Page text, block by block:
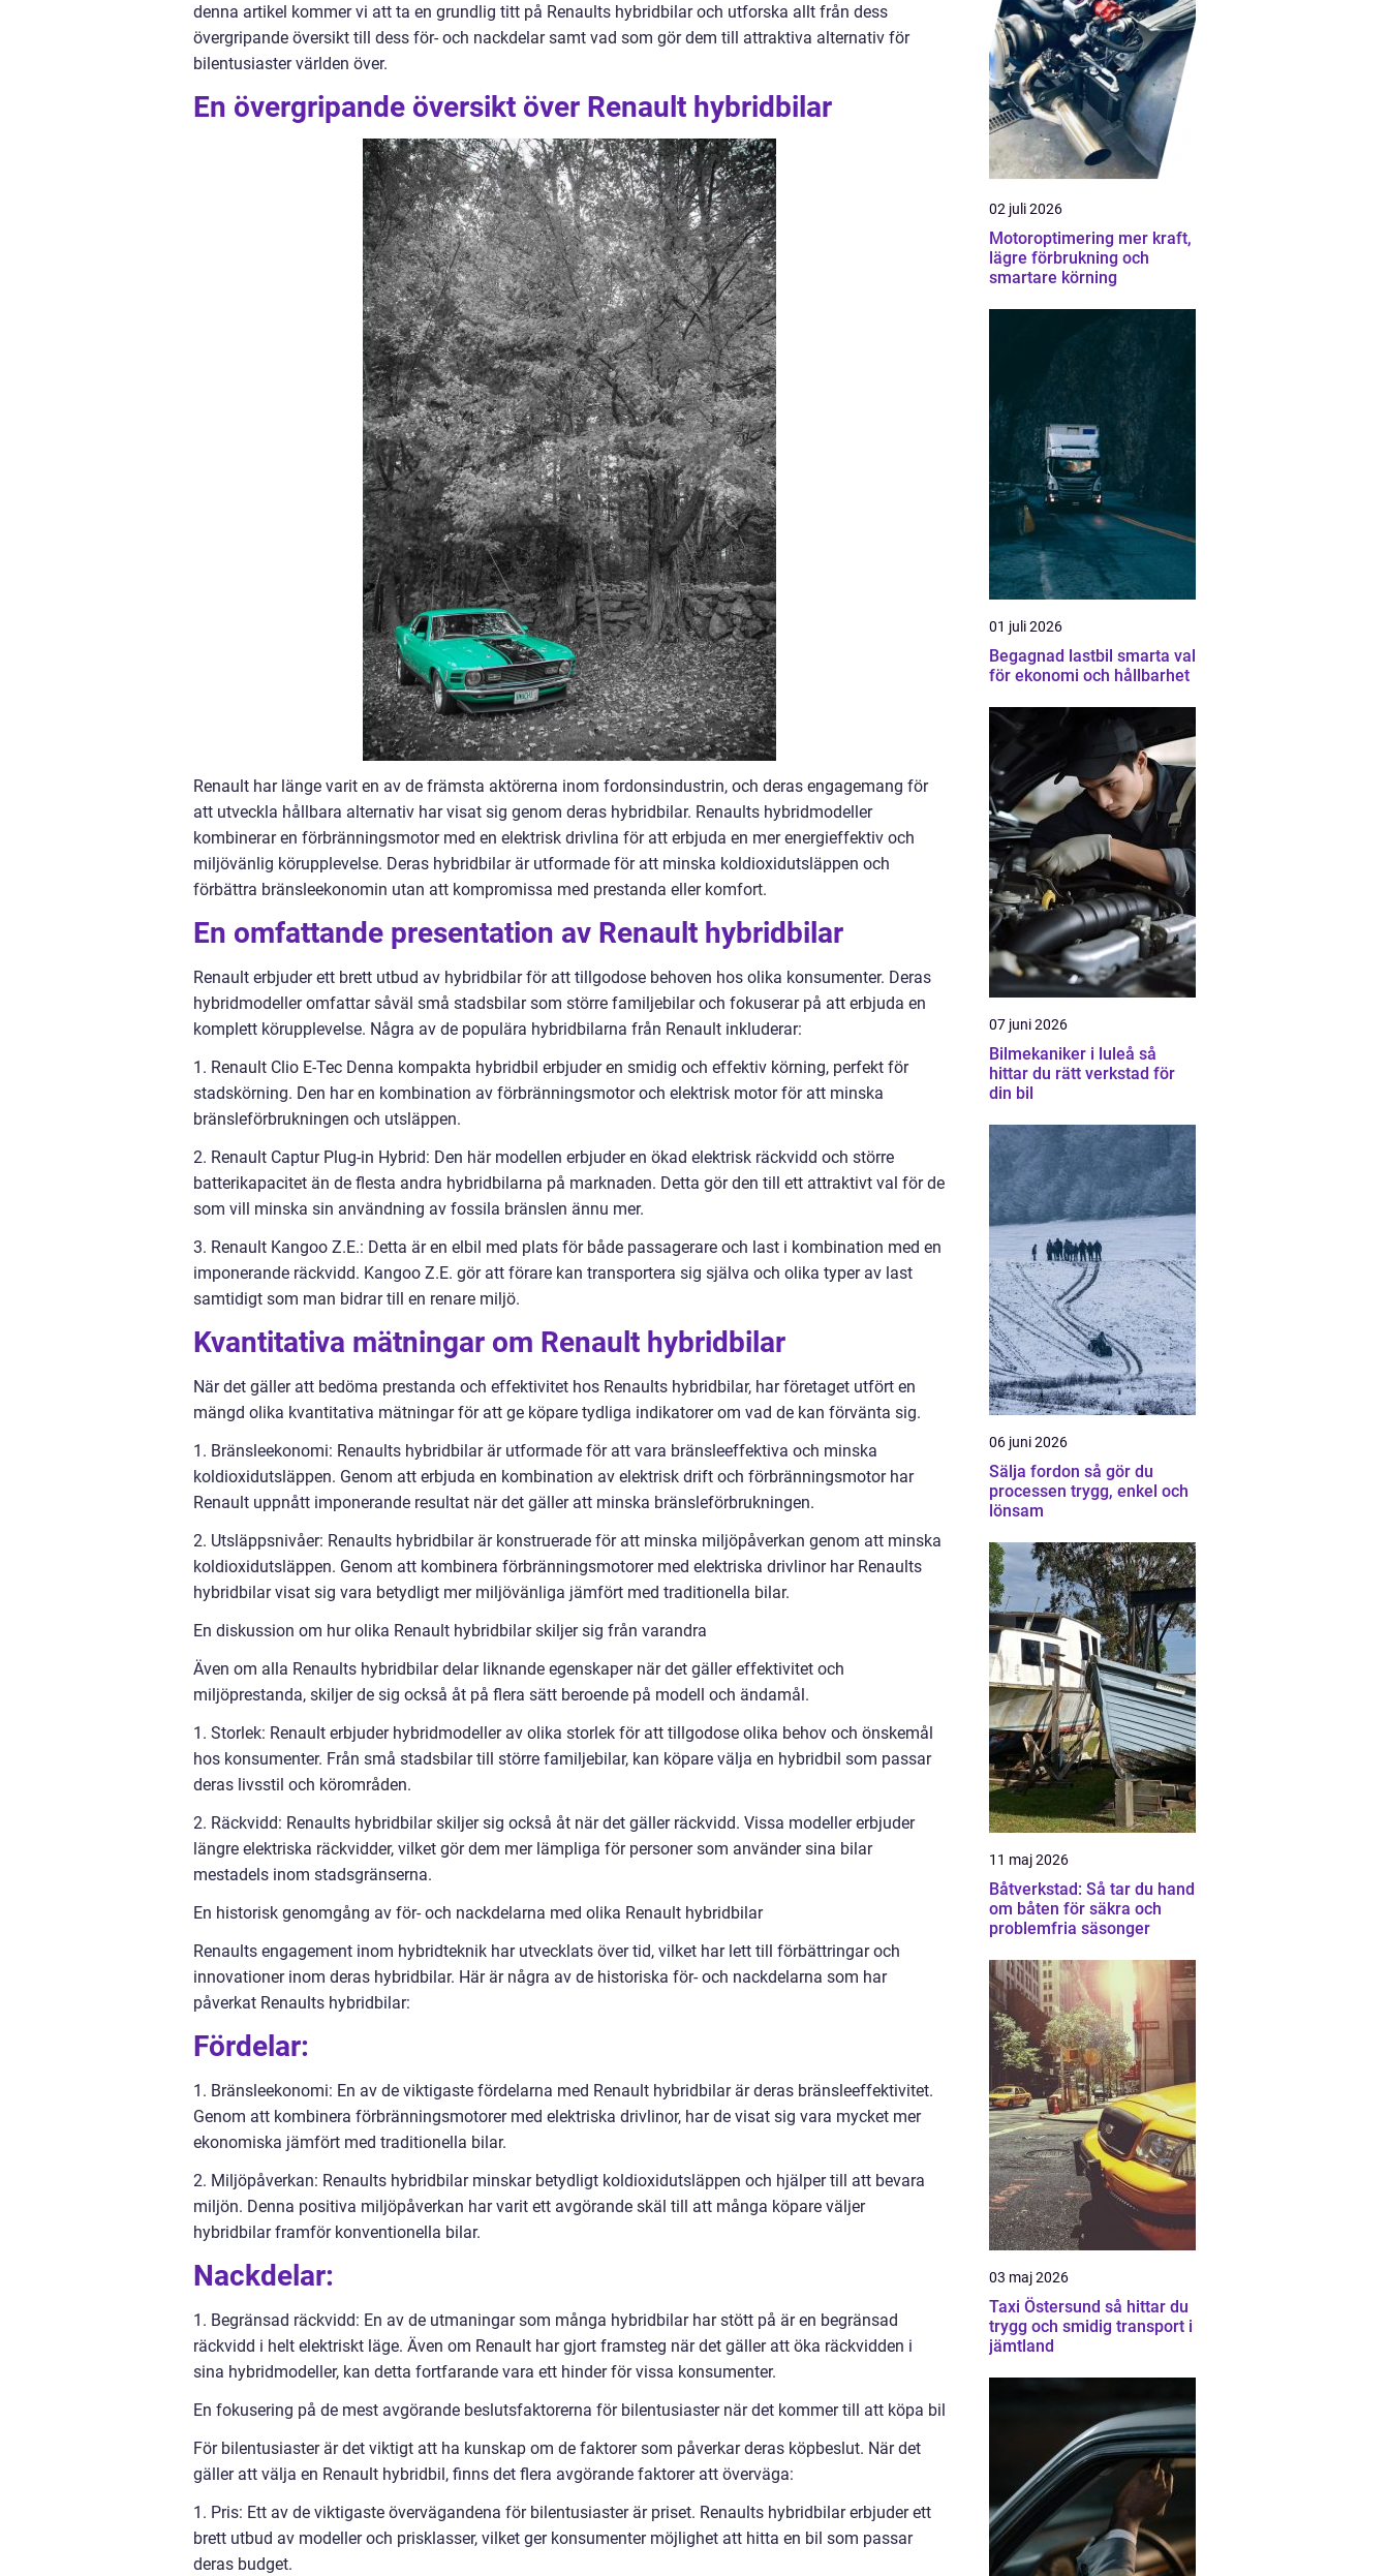
denna artikel kommer vi att ta en grundlig titt på Renaults hybridbilar och utforska allt från dess
övergripande översikt till dess för- och nackdelar samt vad som gör dem till attraktiva alternativ för
bilentusiaster världen över.
En övergripande översikt över Renault hybridbilar
Renault har länge varit en av de främsta aktörerna inom fordonsindustrin, och deras engagemang för
att utveckla hållbara alternativ har visat sig genom deras hybridbilar. Renaults hybridmodeller
kombinerar en förbränningsmotor med en elektrisk drivlina för att erbjuda en mer energieffektiv och
miljövänlig körupplevelse. Deras hybridbilar är utformade för att minska koldioxidutsläppen och
förbättra bränsleekonomin utan att kompromissa med prestanda eller komfort.
En omfattande presentation av Renault hybridbilar
Renault erbjuder ett brett utbud av hybridbilar för att tillgodose behoven hos olika konsumenter. Deras
hybridmodeller omfattar såväl små stadsbilar som större familjebilar och fokuserar på att erbjuda en
komplett körupplevelse. Några av de populära hybridbilarna från Renault inkluderar:
1. Renault Clio E-Tec Denna kompakta hybridbil erbjuder en smidig och effektiv körning, perfekt för
stadskörning. Den har en kombination av förbränningsmotor och elektrisk motor för att minska
bränsleförbrukningen och utsläppen.
2. Renault Captur Plug-in Hybrid: Den här modellen erbjuder en ökad elektrisk räckvidd och större
batterikapacitet än de flesta andra hybridbilarna på marknaden. Detta gör den till ett attraktivt val för de
som vill minska sin användning av fossila bränslen ännu mer.
3. Renault Kangoo Z.E.: Detta är en elbil med plats för både passagerare och last i kombination med en
imponerande räckvidd. Kangoo Z.E. gör att förare kan transportera sig själva och olika typer av last
samtidigt som man bidrar till en renare miljö.
Kvantitativa mätningar om Renault hybridbilar
När det gäller att bedöma prestanda och effektivitet hos Renaults hybridbilar, har företaget utfört en
mängd olika kvantitativa mätningar för att ge köpare tydliga indikatorer om vad de kan förvänta sig.
1. Bränsleekonomi: Renaults hybridbilar är utformade för att vara bränsleeffektiva och minska
koldioxidutsläppen. Genom att erbjuda en kombination av elektrisk drift och förbränningsmotor har
Renault uppnått imponerande resultat när det gäller att minska bränsleförbrukningen.
2. Utsläppsnivåer: Renaults hybridbilar är konstruerade för att minska miljöpåverkan genom att minska
koldioxidutsläppen. Genom att kombinera förbränningsmotorer med elektriska drivlinor har Renaults
hybridbilar visat sig vara betydligt mer miljövänliga jämfört med traditionella bilar.
En diskussion om hur olika Renault hybridbilar skiljer sig från varandra
Även om alla Renaults hybridbilar delar liknande egenskaper när det gäller effektivitet och
miljöprestanda, skiljer de sig också åt på flera sätt beroende på modell och ändamål.
1. Storlek: Renault erbjuder hybridmodeller av olika storlek för att tillgodose olika behov och önskemål
hos konsumenter. Från små stadsbilar till större familjebilar, kan köpare välja en hybridbil som passar
deras livsstil och körområden.
2. Räckvidd: Renaults hybridbilar skiljer sig också åt när det gäller räckvidd. Vissa modeller erbjuder
längre elektriska räckvidder, vilket gör dem mer lämpliga för personer som använder sina bilar
mestadels inom stadsgränserna.
En historisk genomgång av för- och nackdelarna med olika Renault hybridbilar
Renaults engagement inom hybridteknik har utvecklats över tid, vilket har lett till förbättringar och
innovationer inom deras hybridbilar. Här är några av de historiska för- och nackdelarna som har
påverkat Renaults hybridbilar:
Fördelar:
1. Bränsleekonomi: En av de viktigaste fördelarna med Renault hybridbilar är deras bränsleeffektivitet.
Genom att kombinera förbränningsmotorer med elektriska drivlinor, har de visat sig vara mycket mer
ekonomiska jämfört med traditionella bilar.
2. Miljöpåverkan: Renaults hybridbilar minskar betydligt koldioxidutsläppen och hjälper till att bevara
miljön. Denna positiva miljöpåverkan har varit ett avgörande skäl till att många köpare väljer
hybridbilar framför konventionella bilar.
Nackdelar:
1. Begränsad räckvidd: En av de utmaningar som många hybridbilar har stött på är en begränsad
räckvidd i helt elektriskt läge. Även om Renault har gjort framsteg när det gäller att öka räckvidden i
sina hybridmodeller, kan detta fortfarande vara ett hinder för vissa konsumenter.
En fokusering på de mest avgörande beslutsfaktorerna för bilentusiaster när det kommer till att köpa bil
För bilentusiaster är det viktigt att ha kunskap om de faktorer som påverkar deras köpbeslut. När det
gäller att välja en Renault hybridbil, finns det flera avgörande faktorer att överväga:
1. Pris: Ett av de viktigaste övervägandena för bilentusiaster är priset. Renaults hybridbilar erbjuder ett
brett utbud av modeller och prisklasser, vilket ger konsumenter möjlighet att hitta en bil som passar
deras budget.
02 juli 2026
Motoroptimering mer kraft,
lägre förbrukning och
smartare körning
01 juli 2026
Begagnad lastbil smarta val
för ekonomi och hållbarhet
07 juni 2026
Bilmekaniker i luleå så
hittar du rätt verkstad för
din bil
06 juni 2026
Sälja fordon så gör du
processen trygg, enkel och
lönsam
11 maj 2026
Båtverkstad: Så tar du hand
om båten för säkra och
problemfria säsonger
03 maj 2026
Taxi Östersund så hittar du
trygg och smidig transport i
jämtland